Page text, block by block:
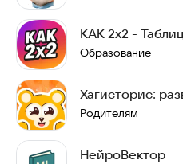
КАК 2х2 -
Образование
Хагисторис:
Родителям
НейроВектор